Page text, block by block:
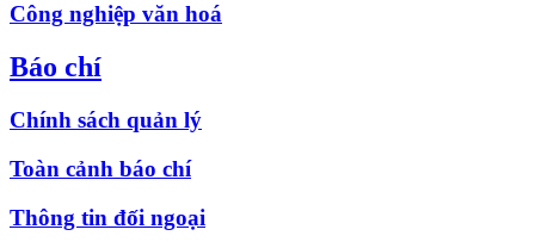
Công nghiệp văn hoá
Báo chí
Chính sách quản lý
Toàn cảnh báo chí
Thông tin đối ngoại